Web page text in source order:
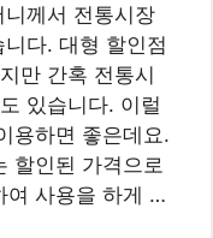
께서 전통시장
다. 대형 할인점
만 간혹 전통시
있습니다. 이럴
용하면 좋은데요.
할인된 가격으로
여 사용을 하게 …